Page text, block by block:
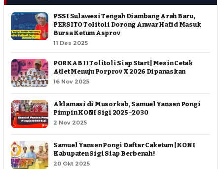
PSSI Sulawesi Tengah Diambang Arah Baru,
PERSITO Tolitoli Dorong Anwar Hafid Masuk
Bursa Ketum Asprov
11 Des 2025
PORKAB II Tolitoli Siap Start | Mesin Cetak
Atlet Menuju Porprov X 2026 Dipanaskan
16 Nov 2025
Aklamasi di Musorkab, Samuel Yansen Pongi
Pimpin KONI Sigi 2025–2030
2 Nov 2025
Samuel Yansen Pongi Daftar Caketum | KONI
Kabupaten Sigi Siap Berbenah !
20 Okt 2025